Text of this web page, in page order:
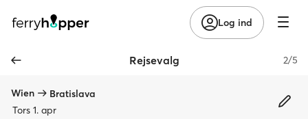
Log ind
Rejsevalg 2/5
Wien
Bratislava
Tors 1. apr